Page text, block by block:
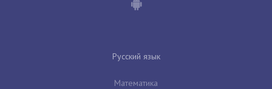
Русский язык
Математика